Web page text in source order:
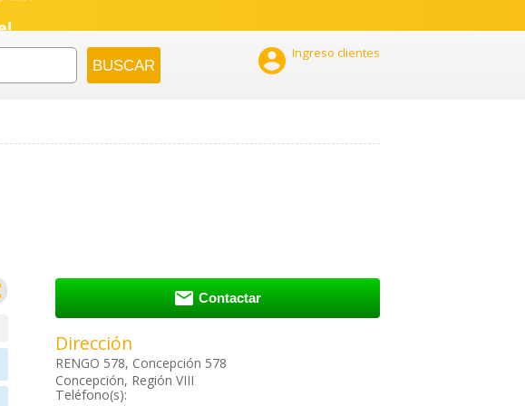
 Ingreso clientes
 Contactar
Dirección
RENGO 578, Concepción 578
Concepción, Región VIII
Teléfono(s):